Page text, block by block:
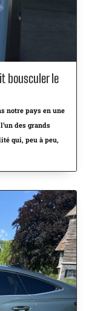
bousculer le
notre pays en une
des grands
qui, peu à peu,